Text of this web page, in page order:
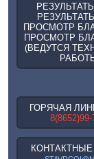
ПРОСМОТР
ПРОСМОТР
(ВЕДУТСЯ
ГОРЯЧАЯ
8(8652)99-